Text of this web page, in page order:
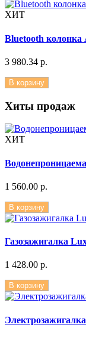
ХИТ
Bluetooth
3 980.34 р.
В корзину
Хиты продаж
ХИТ
1 560.00 р.
В корзину
Газозажигалка
1 428.00 р.
В корзину